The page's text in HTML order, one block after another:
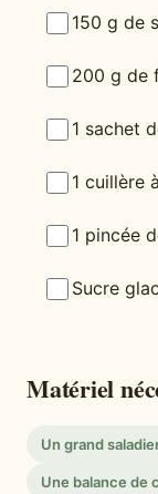
150 g de
200 g de
1 sachet
1 cuillère
1 pincée
Sucre
Matériel
Un grand
Une balance de